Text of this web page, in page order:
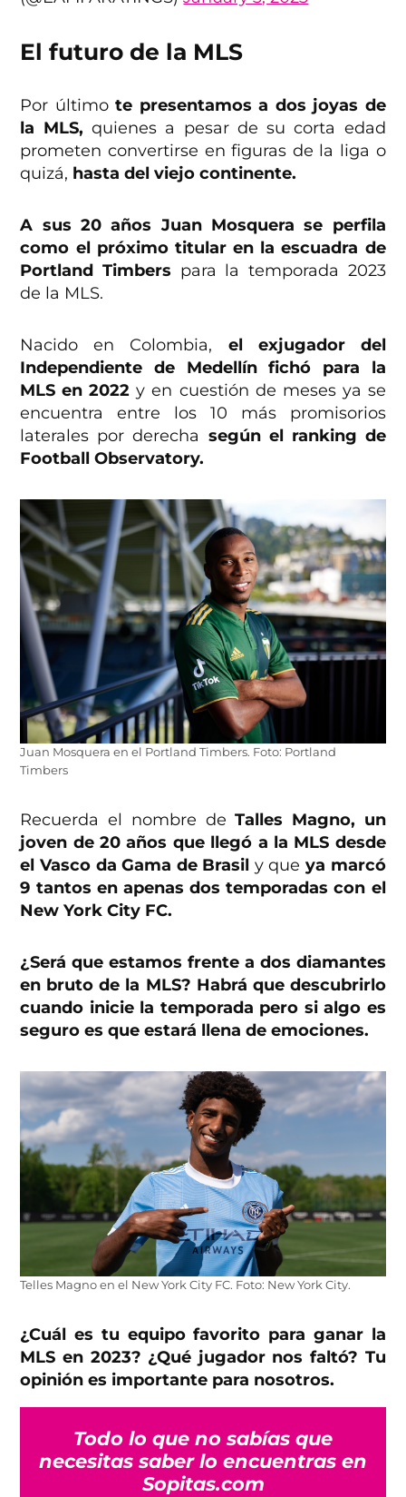
El futuro de la MLS
Por últimote presentamos a dos joyas de
la MLS, quienes a pesar de su corta edad
prometen convertirse en figuras de la liga o
quizá, hasta del viejo continente.
A sus 20 años Juan Mosquera se perfila
como el próximo titular en la escuadra de
Portland Timbers para la temporada 2023
de la MLS.
Nacido en Colombia, el exjugador del
Independiente de Medellín fichó para la
MLS en 2022 y en cuestión de meses ya se
encuentra entre los 10 más promisorios
laterales por derecha según el ranking de
Football Observatory.
Juan Mosquera en el Portland Timbers. Foto: Portland
Timbers
Recuerda el nombre deTalles Magno, un
joven de 20 años que llegó a la MLS desde
el Vasco da Gama de Brasil y queya marcó
9 tantos en apenas dos temporadas con el
New York City FC.
¿Será que estamos frente a dos diamantes
en bruto de la MLS? Habrá que descubrirlo
cuando inicie la temporada pero si algo es
seguro es que estará llena de emociones.
Telles Magno en el New York City FC. Foto: New York City.
¿Cuál es tu equipo favorito para ganar la
MLS en 2023? ¿Qué jugador nos faltó? Tu
opinión es importante para nosotros.
Todo lo que no sabías que
necesitas saber lo encuentras en
Sopitas.com